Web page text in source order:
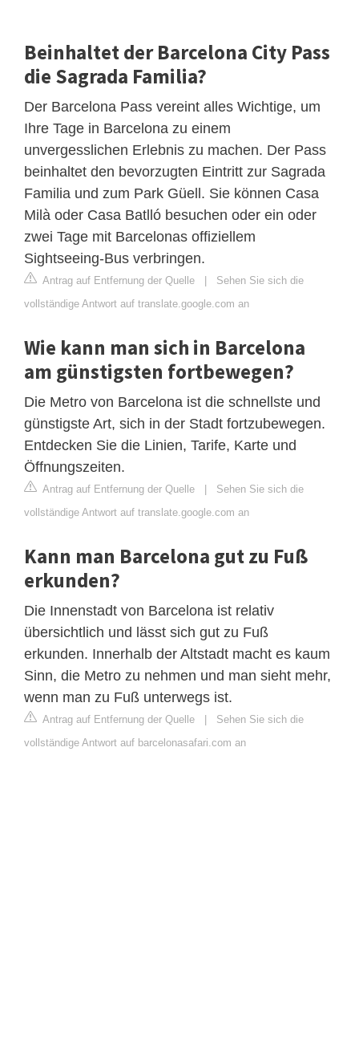
Beinhaltet der Barcelona City Pass
die Sagrada Familia?
Der Barcelona Pass vereint alles Wichtige, um
Ihre Tage in Barcelona zu einem
unvergesslichen Erlebnis zu machen. Der Pass
beinhaltet den bevorzugten Eintritt zur Sagrada
Familia und zum Park Güell. Sie können Casa
Milà oder Casa Batlló besuchen oder ein oder
zwei Tage mit Barcelonas offiziellem
Sightseeing-Bus verbringen.
Antrag auf Entfernung der Quelle | Sehen Sie sich die
vollständige Antwort auf translate.google.com an
Wie kann man sich in Barcelona
am günstigsten fortbewegen?
Die Metro von Barcelona ist die schnellste und
günstigste Art, sich in der Stadt fortzubewegen.
Entdecken Sie die Linien, Tarife, Karte und
Öffnungszeiten.
Antrag auf Entfernung der Quelle | Sehen Sie sich die
vollständige Antwort auf translate.google.com an
Kann man Barcelona gut zu Fuß
erkunden?
Die Innenstadt von Barcelona ist relativ
übersichtlich und lässt sich gut zu Fuß
erkunden. Innerhalb der Altstadt macht es kaum
Sinn, die Metro zu nehmen und man sieht mehr,
wenn man zu Fuß unterwegs ist.
Antrag auf Entfernung der Quelle | Sehen Sie sich die
vollständige Antwort auf barcelonasafari.com an